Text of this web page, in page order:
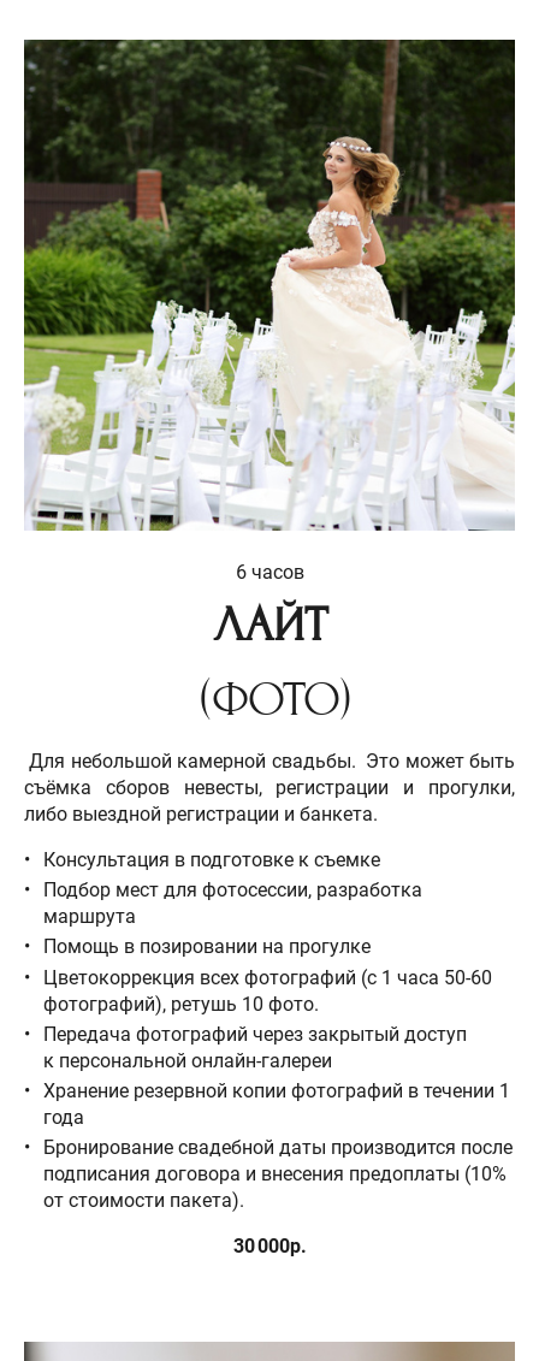
6 часов
ЛАЙТ
(ФОТО)
Для небольшой камерной свадьбы. Это может быть
съёмка сборов невесты, регистрации и прогулки,
либо выездной регистрации и банкета.
Консультация в подготовке к съемке
Подбор мест для фотосессии, разработка
маршрута
Помощь в позировании на прогулке
Цветокоррекция всех фотографий (с 1 часа 50-60
фотографий), ретушь 10 фото.
Передача фотографий через закрытый доступ
к персональной онлайн-галереи
Хранение резервной копии фотографий в течении 1
года
Бронирование свадебной даты производится после
подписания договора и внесения предоплаты (10%
от стоимости пакета).
30 000р.